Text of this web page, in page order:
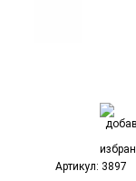
Артикул: 3897